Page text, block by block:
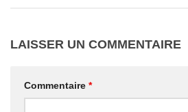
LAISSER UN COMMENTAIRE
Commentaire *